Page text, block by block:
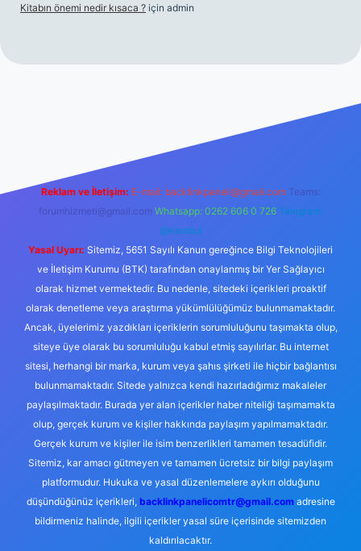
Kitabın önemi nedir kısaca ? için admin
Reklam ve İletişim: E-mail: backlinkpaneli@gmail.com Teams:
forumhizmeti@gmail.com Whatsapp: 0262 606 0 726 Telegram:
@karabul
Yasal Uyarı: Sitemiz, 5651 Sayılı Kanun gereğince Bilgi Teknolojileri
ve İletişim Kurumu (BTK) tarafından onaylanmış bir Yer Sağlayıcı
olarak hizmet vermektedir. Bu nedenle, sitedeki içerikleri proaktif
olarak denetleme veya araştırma yükümlülüğümüz bulunmamaktadır.
Ancak, üyelerimiz yazdıkları içeriklerin sorumluluğunu taşımakta olup,
siteye üye olarak bu sorumluluğu kabul etmiş sayılırlar. Bu internet
sitesi, herhangi bir marka, kurum veya şahıs şirketi ile hiçbir bağlantısı
bulunmamaktadır. Sitede yalnızca kendi hazırladığımız makaleler
paylaşılmaktadır. Burada yer alan içerikler haber niteliği taşımamakta
olup, gerçek kurum ve kişiler hakkında paylaşım yapılmamaktadır.
Gerçek kurum ve kişiler ile isim benzerlikleri tamamen tesadüfidir.
Sitemiz, kar amacı gütmeyen ve tamamen ücretsiz bir bilgi paylaşım
platformudur. Hukuka ve yasal düzenlemelere aykırı olduğunu
düşündüğünüz içerikleri, backlinkpanelicomtr@gmail.comadresine
bildirmeniz halinde, ilgili içerikler yasal süre içerisinde sitemizden
kaldırılacaktır.